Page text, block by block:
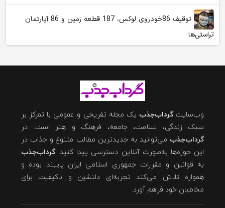
توقیف 86خودروی لوکس، 187 قطعه زمین و 86 آپارتمان
تراستی‌ها
وب‌سایتگرداب‌جذب یک مجله تفریحی و عمومی با تمرکز بر
سبک زندگی، سلامت، جامعه، فرهنگ و هنر است. در
گرداب‌جذب می‌توانید به جدیدترین مطالب متنوع و جذاب در
این حوزه‌ها به‌صورت آنلاین دسترسی پیدا کنید.گرداب‌جذب
به قوانین و مقررات جمهوری اسلامی ایران پایبند بوده و
همواره تلاش می‌کند تجربه‌ای دلنشین و باکیفیت برای
مخاطبان خود فراهم آورد.